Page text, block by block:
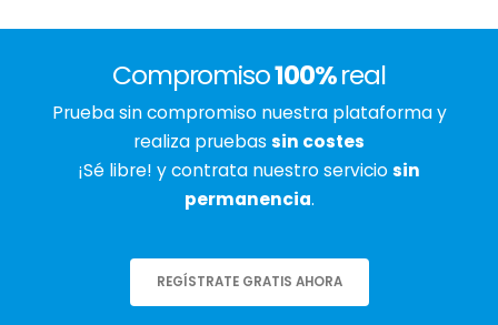
Compromiso100%real
Prueba sin compromiso nuestra plataforma y
realiza pruebas sin costes
¡Sé libre! y contrata nuestro serviciosin
permanencia.
REGÍSTRATE GRATIS AHORA